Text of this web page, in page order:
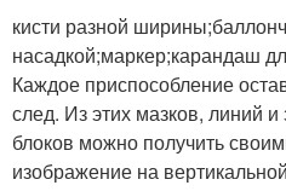
кисти разной
насадкой;маркер;карандаш
Каждое приспособление
след. Из этих мазков, линий
блоков можно получить
изображение на